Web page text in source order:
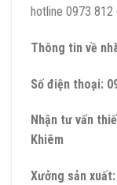
hotline 0973
Thông tin về
Số điện thoại:
Nhận tư vấn
Khiêm
Xưởng sản